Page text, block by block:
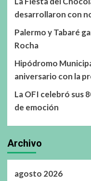
desarrollaron con
Palermo y Tabaré
Rocha
Hipódromo
aniversario con la
La OFI celebró sus
de emoción
Archivo
agosto 2026